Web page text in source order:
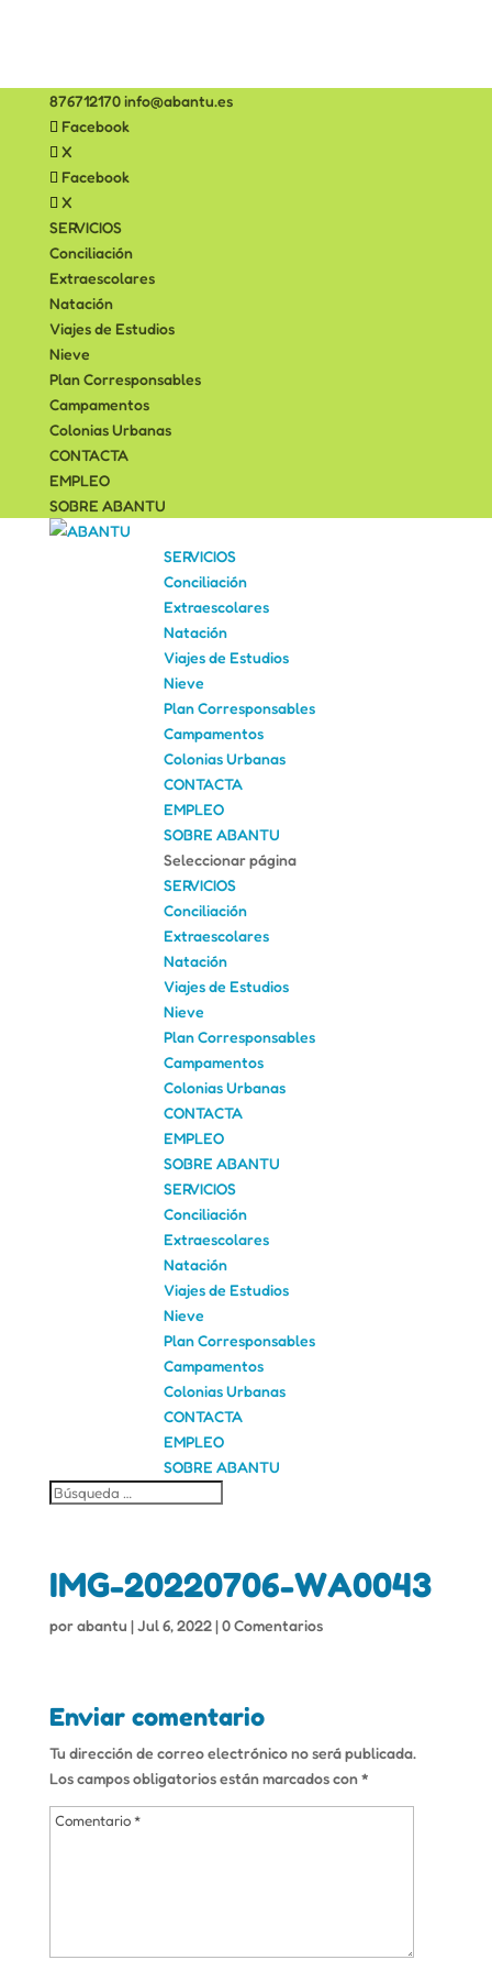
876712170info@abantu.es
Facebook
X
Facebook
X
SERVICIOS
Conciliación
Extraescolares
Natación
Viajes de Estudios
Nieve
Plan Corresponsables
Campamentos
Colonias Urbanas
CONTACTA
EMPLEO
SOBRE ABANTU
SERVICIOS
Conciliación
Extraescolares
Natación
Viajes de Estudios
Nieve
Plan Corresponsables
Campamentos
Colonias Urbanas
CONTACTA
EMPLEO
SOBRE ABANTU
Seleccionar página
SERVICIOS
Conciliación
Extraescolares
Natación
Viajes de Estudios
Nieve
Plan Corresponsables
Campamentos
Colonias Urbanas
CONTACTA
EMPLEO
SOBRE ABANTU
SERVICIOS
Conciliación
Extraescolares
Natación
Viajes de Estudios
Nieve
Plan Corresponsables
Campamentos
Colonias Urbanas
CONTACTA
EMPLEO
SOBRE ABANTU
IMG-20220706-WA0043
porabantu |Jul 6, 2022|0 Comentarios
Enviar comentario
Tu dirección de correo electrónico no será publicada.
Los campos obligatorios están marcados con*